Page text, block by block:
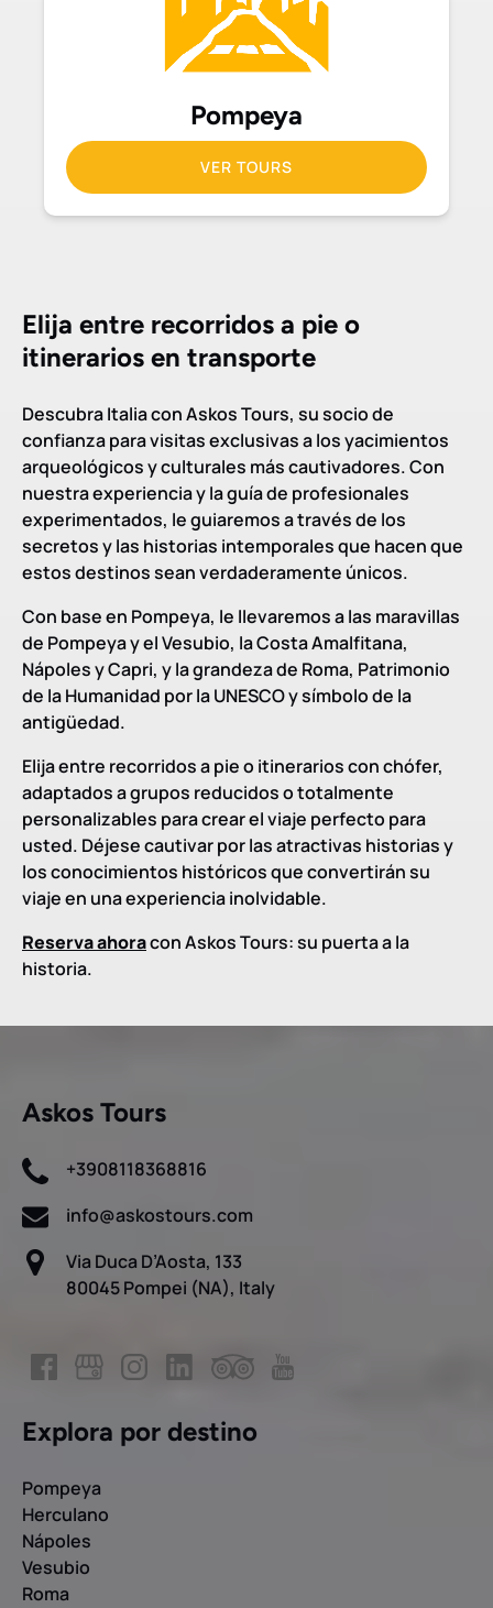
Elija entre recorridos a pie o
itinerarios en transporte
Descubra Italia con Askos Tours, su socio de
confianza para visitas exclusivas a los yacimientos
arqueológicos y culturales más cautivadores. Con
nuestra experiencia y la guía de profesionales
experimentados, le guiaremos a través de los
secretos y las historias intemporales que hacen que
estos destinos sean verdaderamente únicos.
Con base en Pompeya, le llevaremos a las maravillas
de Pompeya y el Vesubio, la Costa Amalfitana,
Nápoles y Capri, y la grandeza de Roma, Patrimonio
de la Humanidad por la UNESCO y símbolo de la
antigüedad.
Elija entre recorridos a pie o itinerarios con chófer,
adaptados a grupos reducidos o totalmente
personalizables para crear el viaje perfecto para
usted. Déjese cautivar por las atractivas historias y
los conocimientos históricos que convertirán su
viaje en una experiencia inolvidable.
Reserva ahoracon Askos Tours: su puerta a la
historia.
Pompeya
VER TOURS
Askos Tours
+3908118368816
info@askostours.com
Via Duca D’Aosta, 133
80045 Pompei (NA), Italy
Explora por destino
Pompeya
Herculano
Nápoles
Vesubio
Roma